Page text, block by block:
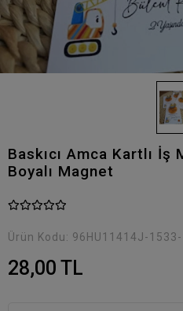
Baskıcı Amca Kartlı İş
Boyalı Magnet
Ürün Kodu: 96HU11414J-
28,00 TL